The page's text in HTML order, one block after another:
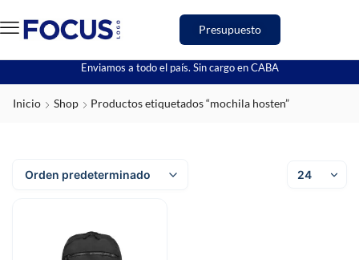
Presupuesto
Enviamos a todo el país. Sin cargo en CABA
Inicio Shop Productos etiquetados “mochila hosten”